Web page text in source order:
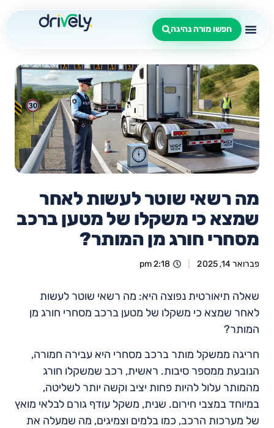
חפשו מורה נהיגה
מה רשאי שוטר לעשות לאחר
שמצא כי משקלו של מטען ברכב
מסחרי חורג מן המותר?
פברואר 14, 2025 2:18 pm
שאלה תיאורטית נפוצה היא: מה רשאי שוטר לעשות
לאחר שמצא כי משקלו של מטען ברכב מסחרי חורג מן
המותר?
חריגה ממשקל מותר ברכב מסחרי היא עבירה חמורה,
הנובעת ממספר סיבות. ראשית, רכב שמשקלו חורג
מהמותר עלול להיות פחות יציב וקשה יותר לשליטה,
במיוחד במצבי חירום. שנית, משקל עודף גורם לבלאי מואץ
של מערכות הרכב, כמו בלמים וצמיגים, מה שמעלה את